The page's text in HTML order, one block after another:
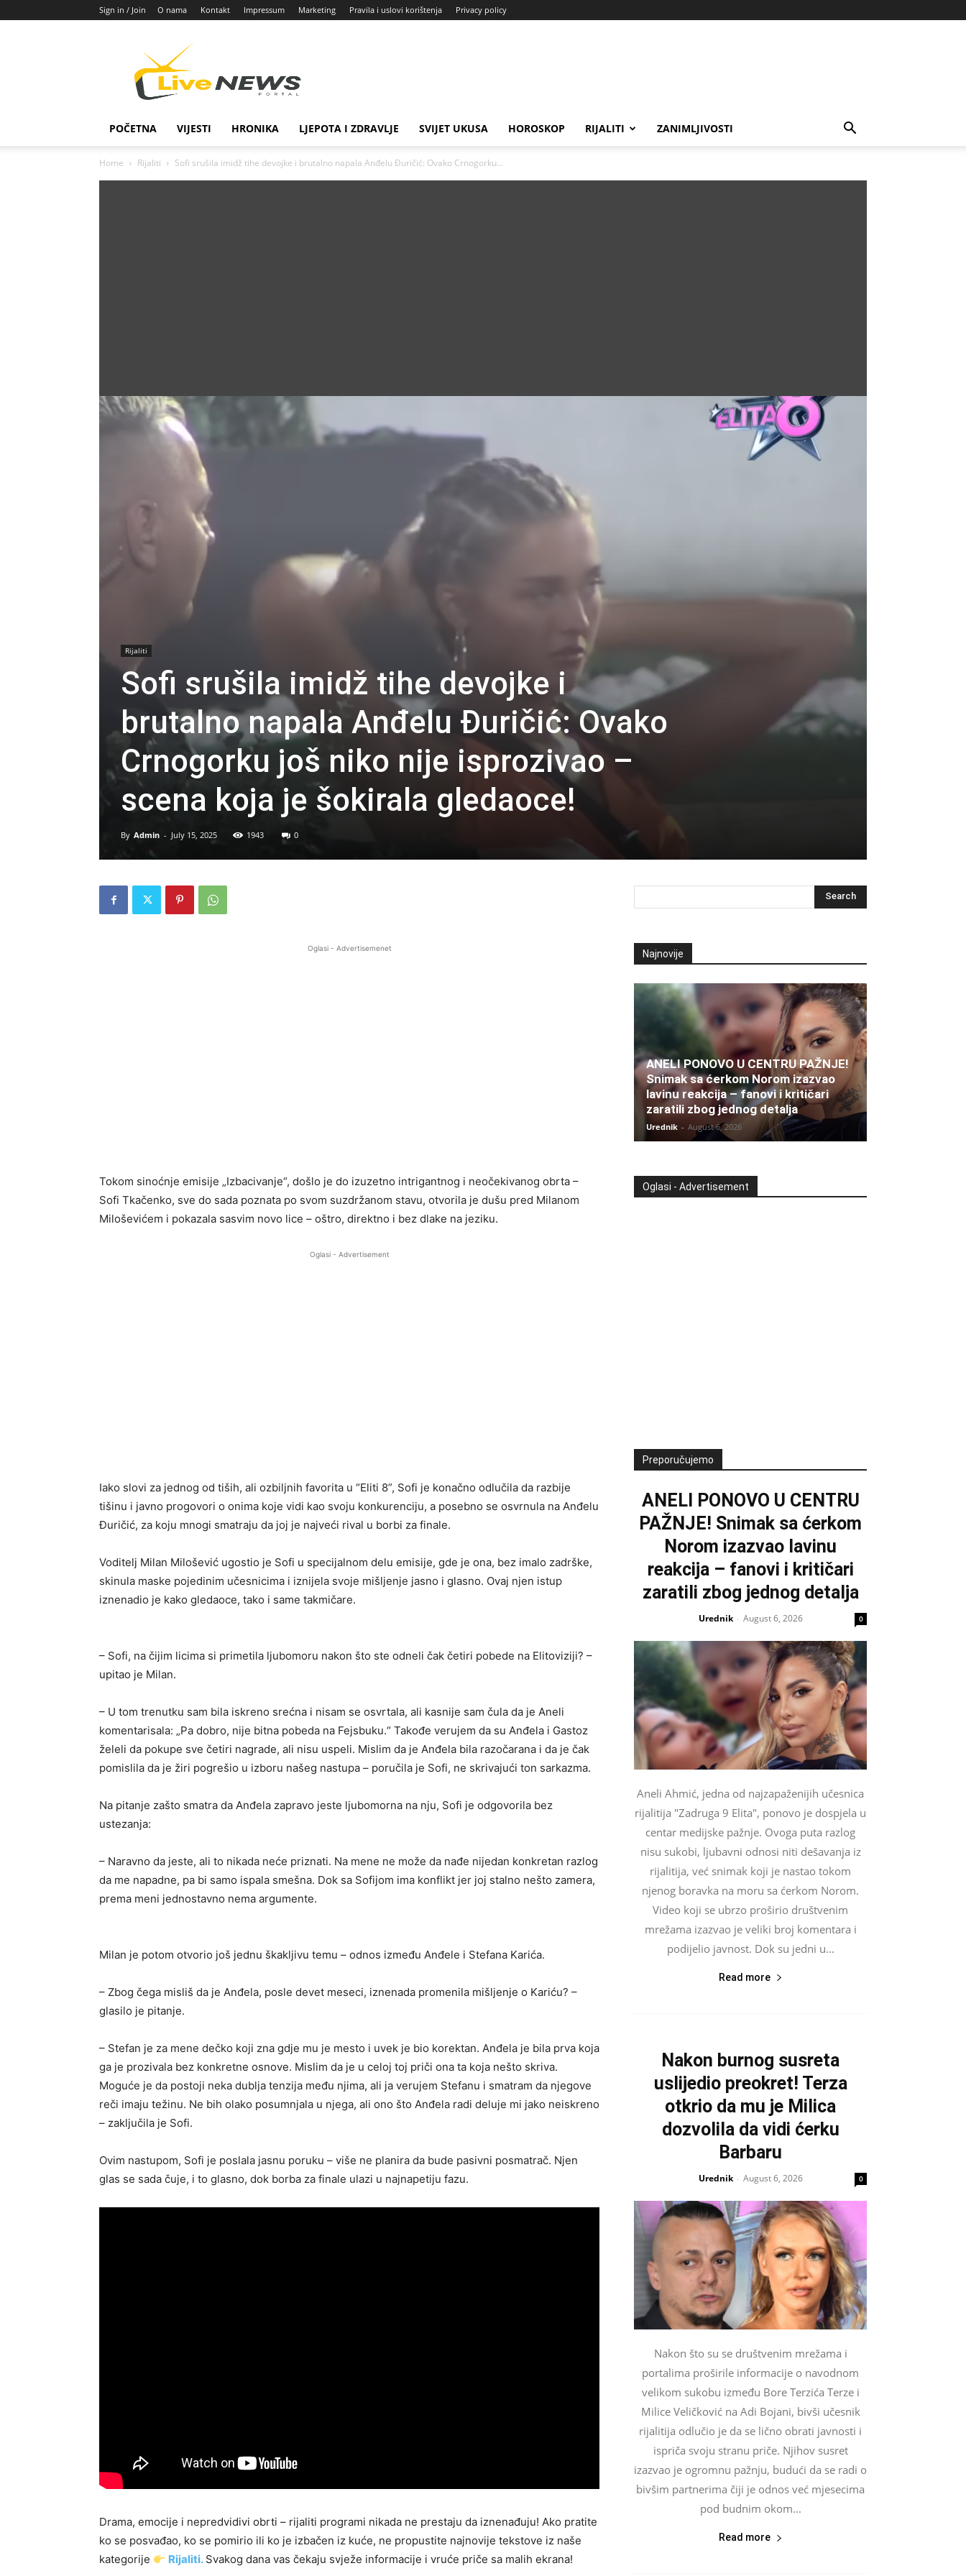
Sign in / Join O nama Kontakt Impressum Marketing Pravila i uslovi korištenja Privacy policy
POČETNA VIJESTI HRONIKA LJEPOTA I ZDRAVLJE SVIJET UKUSA HOROSKOP RIJALITI ZANIMLJIVOSTI
Home Rijaliti Sofi srušila imidž tihe devojke i brutalno napala Anđelu Đuričić: Ovako Crnogorku...
Rijaliti
Sofi srušila imidž tihe devojke i
brutalno napala Anđelu Đuričić: Ovako
Crnogorku još niko nije isprozivao –
scena koja je šokirala gledaoce!
By Admin - July 15, 2025 1943 0
Oglasi - Advertisemenet
Tokom sinoćnje emisije „Izbacivanje“, došlo je do izuzetno intrigantnog i neočekivanog obrta –
Sofi Tkačenko, sve do sada poznata po svom suzdržanom stavu, otvorila je dušu pred Milanom
Miloševićem i pokazala sasvim novo lice – oštro, direktno i bez dlake na jeziku.
Oglasi - Advertisement
Iako slovi za jednog od tiših, ali ozbiljnih favorita u “Eliti 8”, Sofi je konačno odlučila da razbije
tišinu i javno progovori o onima koje vidi kao svoju konkurenciju, a posebno se osvrnula na Anđelu
Đuričić, za koju mnogi smatraju da joj je najveći rival u borbi za finale.
Voditelj Milan Milošević ugostio je Sofi u specijalnom delu emisije, gde je ona, bez imalo zadrške,
skinula maske pojedinim učesnicima i iznijela svoje mišljenje jasno i glasno. Ovaj njen istup
iznenadio je kako gledaoce, tako i same takmičare.
– Sofi, na čijim licima si primetila ljubomoru nakon što ste odneli čak četiri pobede na Elitoviziji? –
upitao je Milan.
– U tom trenutku sam bila iskreno srećna i nisam se osvrtala, ali kasnije sam čula da je Aneli
komentarisala: „Pa dobro, nije bitna pobeda na Fejsbuku.“ Takođe verujem da su Anđela i Gastoz
želeli da pokupe sve četiri nagrade, ali nisu uspeli. Mislim da je Anđela bila razočarana i da je čak
pomislila da je žiri pogrešio u izboru našeg nastupa – poručila je Sofi, ne skrivajući ton sarkazma.
Na pitanje zašto smatra da Anđela zapravo jeste ljubomorna na nju, Sofi je odgovorila bez
ustezanja:
– Naravno da jeste, ali to nikada neće priznati. Na mene ne može da nađe nijedan konkretan razlog
da me napadne, pa bi samo ispala smešna. Dok sa Sofijom ima konflikt jer joj stalno nešto zamera,
prema meni jednostavno nema argumente.
Milan je potom otvorio još jednu škakljivu temu – odnos između Anđele i Stefana Karića.
– Zbog čega misliš da je Anđela, posle devet meseci, iznenada promenila mišljenje o Kariću? –
glasilo je pitanje.
– Stefan je za mene dečko koji zna gdje mu je mesto i uvek je bio korektan. Anđela je bila prva koja
ga je prozivala bez konkretne osnove. Mislim da je u celoj toj priči ona ta koja nešto skriva.
Moguće je da postoji neka dublja tenzija među njima, ali ja verujem Stefanu i smatram da njegove
reči imaju težinu. Ne bih olako posumnjala u njega, ali ono što Anđela radi deluje mi jako neiskreno
– zaključila je Sofi.
Ovim nastupom, Sofi je poslala jasnu poruku – više ne planira da bude pasivni posmatrač. Njen
glas se sada čuje, i to glasno, dok borba za finale ulazi u najnapetiju fazu.
Drama, emocije i nepredvidivi obrti – rijaliti programi nikada ne prestaju da iznenađuju! Ako pratite
ko se posvađao, ko se pomirio ili ko je izbačen iz kuće, ne propustite najnovije tekstove iz naše
kategorije
Rijaliti. Svakog dana vas čekaju svježe informacije i vruće priče sa malih ekrana!
Najnovije
ANELI PONOVO U CENTRU PAŽNJE!
Snimak sa ćerkom Norom izazvao
lavinu reakcija – fanovi i kritičari
zaratili zbog jednog detalja
Urednik - August 6, 2026
Oglasi - Advertisement
Preporučujemo
ANELI PONOVO U CENTRU
PAŽNJE! Snimak sa ćerkom
Norom izazvao lavinu
reakcija – fanovi i kritičari
zaratili zbog jednog detalja
Urednik - August 6, 2026 0
Aneli Ahmić, jedna od najzapaženijih učesnica
rijalitija "Zadruga 9 Elita", ponovo je dospjela u
centar medijske pažnje. Ovoga puta razlog
nisu sukobi, ljubavni odnosi niti dešavanja iz
rijalitija, već snimak koji je nastao tokom
njenog boravka na moru sa ćerkom Norom.
Video koji se ubrzo proširio društvenim
mrežama izazvao je veliki broj komentara i
podijelio javnost. Dok su jedni u...
Read more
Nakon burnog susreta
uslijedio preokret! Terza
otkrio da mu je Milica
dozvolila da vidi ćerku
Barbaru
Urednik - August 6, 2026 0
Nakon što su se društvenim mrežama i
portalima proširile informacije o navodnom
velikom sukobu između Bore Terzića Terze i
Milice Veličković na Adi Bojani, bivši učesnik
rijalitija odlučio je da se lično obrati javnosti i
ispriča svoju stranu priče. Njihov susret
izazvao je ogromnu pažnju, budući da se radi o
bivšim partnerima čiji je odnos već mjesecima
pod budnim okom...
Read more